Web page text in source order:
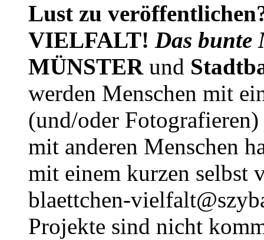
Lust zu
VIELFALT! Das bunte
MÜNSTERund
werden Menschen mit
(und/oder
mit anderen Menschen
mit einem kurzen selbst
blaettchen-
Projekte sind nicht